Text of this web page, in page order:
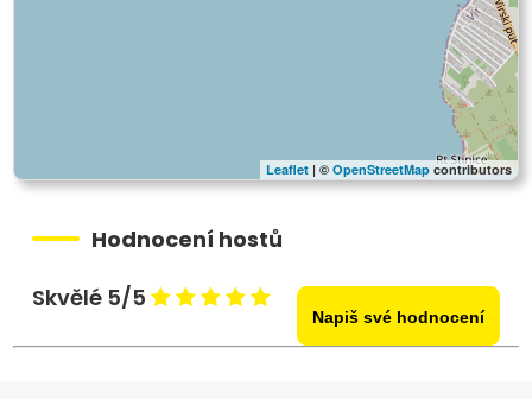
Leaflet | ©OpenStreetMap contributors
Hodnocení hostů
Skvělé 5/5
Napiš své hodnocení